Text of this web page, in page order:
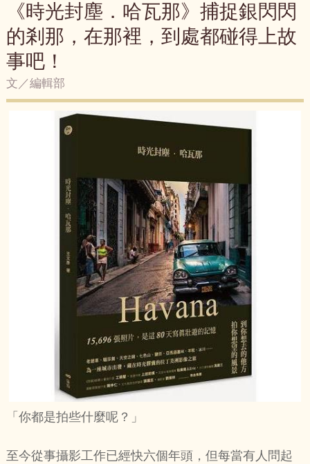
《時光封塵．哈瓦那》捕捉銀閃閃
的剎那，在那裡，到處都碰得上故
事吧！
文／編輯部
「你都是拍些什麼呢？」
至今從事攝影工作已經快六個年頭，但每當有人問起